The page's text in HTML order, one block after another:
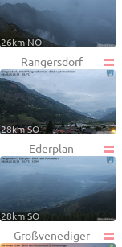
26km NO
Rangersdorf
28km SO
Ederplan
28km SO
Großvenediger